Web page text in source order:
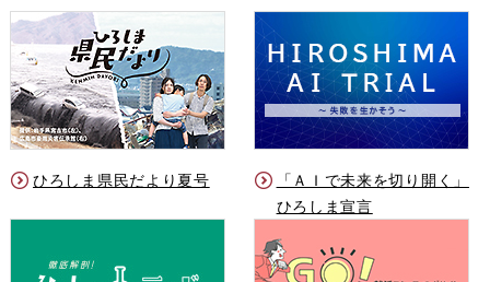
ひろしま県民だより夏号
「ＡＩで未来を切り開く」
ひろしま宣言